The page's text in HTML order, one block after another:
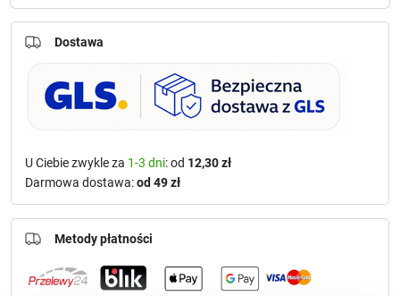
Dostawa
U Ciebie zwykle za 1-3 dni: od 12,30 zł
Darmowa dostawa:od 49 zł
Metody płatności